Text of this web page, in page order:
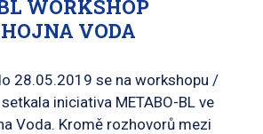
WORKSHOP
VODA
28.05.2019 se na workshopu /
iniciativa METABO-BL ve
Voda. Kromě rozhovorů mezi